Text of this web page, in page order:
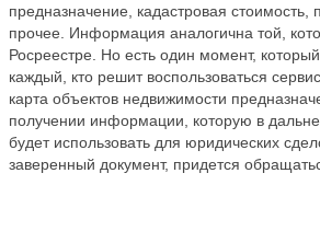
предназначение, кадастровая
прочее. Информация аналогична той,
Росреестре. Но есть один момент,
каждый, кто решит воспользоваться
карта объектов недвижимости
получении информации, которую в
будет использовать для юридических
заверенный документ, придется